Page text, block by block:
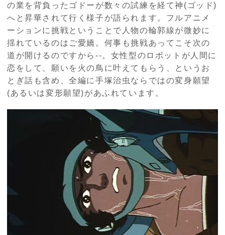
の業を背負ったゴドーが数々の試練を経て神(ゴッド)
へと昇華されて行く様子が語られます。フルアニメ
ーションに挑戦ということで人物の輪郭線が微妙に
揺れているのはご愛嬌。何事も挑戦あってこそ次の
道が開けるのですから--。女性型のロボットが人間に
恋をして、願いを火の鳥に叶えてもらう、というお
とぎ話も含め、全編に手塚治虫ならではの変身願望
(あるいは変形願望)があふれています。